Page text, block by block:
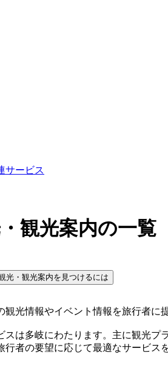
サービス
観光案内の一覧
光・観光案内を見つけるには
観光情報やイベント情報を旅行者に
スは多岐にわたります。主に観光プ
行者の要望に応じて最適なサービス